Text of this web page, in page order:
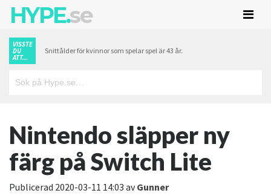
HYPE.se
VISSTE
DU
ATT...
Snittålder för kvinnor som spelar spel är 43 år.
Nintendo släpper ny
färg på Switch Lite
Publicerad 2020-03-11 14:03 avGunner